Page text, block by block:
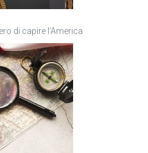
di capire l’America